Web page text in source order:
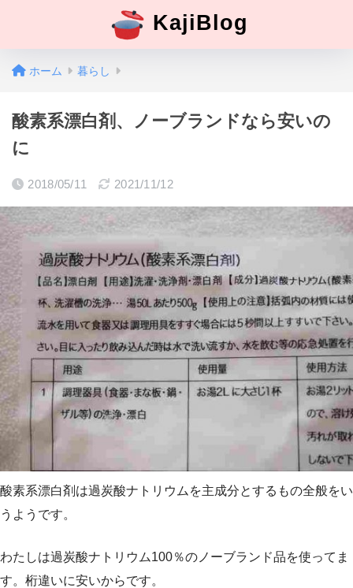
KajiBlog
ホーム 暮らし
酸素系漂白剤、ノーブランドなら安いの
に
2018/05/11 2021/11/12
酸素系漂白剤は過炭酸ナトリウムを主成分とするもの全般をい
うようです。
わたしは過炭酸ナトリウム100％のノーブランド品を使ってま
す。桁違いに安いからです。